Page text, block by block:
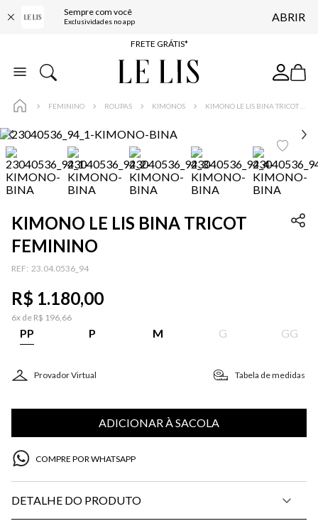
Sempre com você
Exclusividades no app ABRIR
ENTREGA EXPRESSA*
FRETE GRÁTIS*
BAIXE O APP
FEMININO ROUPAS KIMONOS
KIMONO LE LIS BINA TRICOT
FEMININO
: 23.04.0536_94
R$ 1.180,00
6x de R$ 196,66
PP P M G GG
Provador Virtual Tabela de medidas
ADICIONAR À SACOLA
COMPRE POR WHATSAPP
DETALHE DO PRODUTO